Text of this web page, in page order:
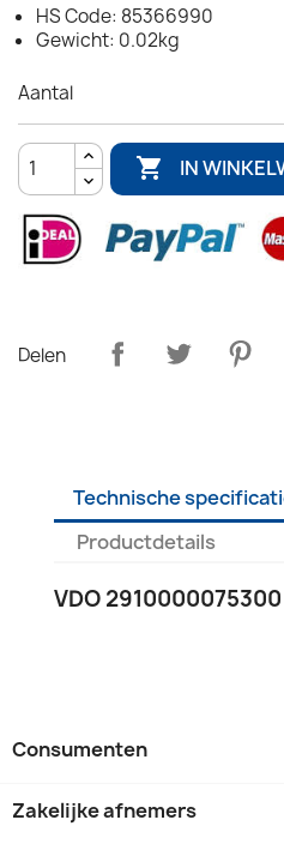
HS Code: 85366990
Gewicht: 0.02kg
Aantal
 IN
Delen
Technische
Productdetails
VDO
Consumenten
Zakelijke afnemers